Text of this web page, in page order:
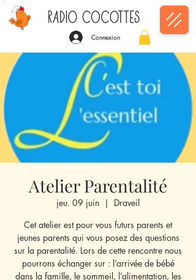
Connexion
Atelier Parentalité
jeu. 09 juin
  |
Draveil
Cet atelier est pour vous futurs parents et
jeunes parents qui vous posez des questions
sur la parentalité. Lors de cette rencontre nous
pourrons échanger sur : l’arrivée de bébé
dans la famille, le sommeil, l’alimentation, les